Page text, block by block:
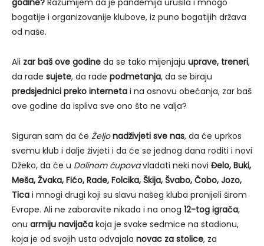
bogatije i organizovanije klubove, iz puno bogatijih država
od naše.
Ali zar baš ove godine da se tako mijenjaju uprave, treneri,
da rade sujete, da rade podmetanja, da se biraju
predsjednici preko interneta i na osnovu obećanja, zar baš
ove godine da ispliva sve ono što ne valja?
Siguran sam da će Željo nadživjeti sve nas, da će uprkos
svemu klub i dalje živjeti i da će se jednog dana roditi i novi
Džeko, da će u Dolinom ćupovavladati neki novi Đelo, Buki,
Meša, Žvaka, Fićo, Rade, Folcika, Škija, Švabo, Čobo, Jozo,
Tica i mnogi drugi koji su slavu našeg kluba pronijeli širom
Evrope. Ali ne zaboravite nikada i na onog 12-tog igrača,
onu armiju navijača koja je svake sedmice na stadionu,
koja je od svojih usta odvajala novac za stolice, za